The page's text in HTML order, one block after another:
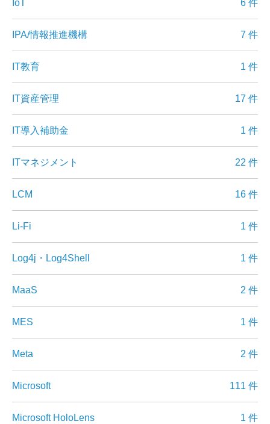
IoT 6 件
IPA/情報推進機構 7 件
IT教育 1 件
IT資産管理 17 件
IT導入補助金 1 件
ITマネジメント 22 件
LCM 16 件
Li-Fi 1 件
Log4j・Log4Shell 1 件
MaaS 2 件
MES 1 件
Meta 2 件
Microsoft 111 件
Microsoft HoloLens 1 件